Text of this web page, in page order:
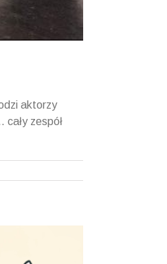
aktorzy
zespół